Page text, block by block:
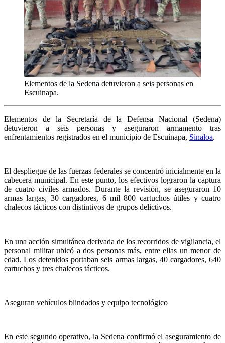
Elementos de la Sedena detuvieron a seis personas en
Escuinapa.
Elementos de la Secretaría de la Defensa Nacional (Sedena)
detuvieron a seis personas y aseguraron armamento tras
enfrentamientos registrados en el municipio de Escuinapa, Sinaloa.
El despliegue de las fuerzas federales se concentró inicialmente en la
cabecera municipal. En este punto, los efectivos lograron la captura
de cuatro civiles armados. Durante la revisión, se aseguraron 10
armas largas, 30 cargadores, 6 mil 800 cartuchos útiles y cuatro
chalecos tácticos con distintivos de grupos delictivos.
En una acción simultánea derivada de los recorridos de vigilancia, el
personal militar ubicó a dos personas más, entre ellas un menor de
edad. Los detenidos portaban seis armas largas, 40 cargadores, 640
cartuchos y tres chalecos tácticos.
Aseguran vehículos blindados y equipo tecnológico
En este segundo operativo, la Sedena confirmó el aseguramiento de